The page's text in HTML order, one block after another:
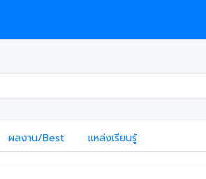
ผลงาน/Best แหล่งเรียนรู้